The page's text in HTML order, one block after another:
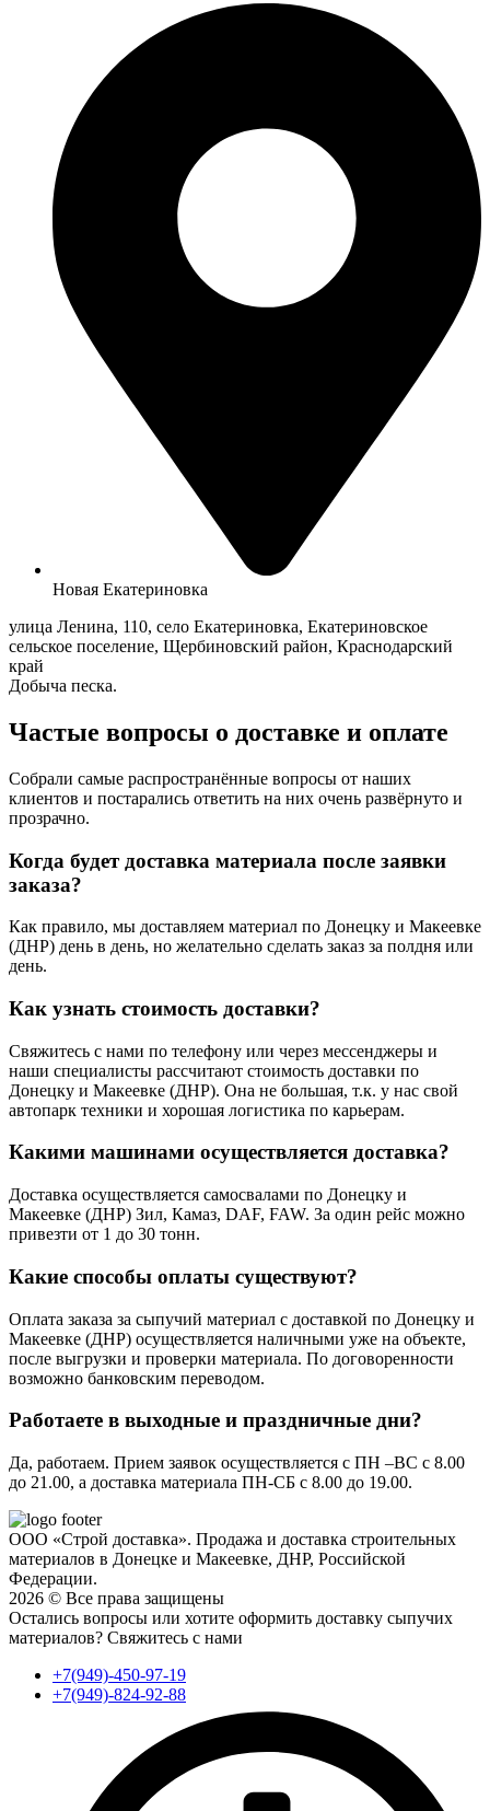
Новая Екатериновка
улица Ленина, 110, село Екатериновка, Екатериновское
сельское поселение, Щербиновский район, Краснодарский
край
Добыча песка.
Частые вопросы о доставке и оплате
Собрали самые распространённые вопросы от наших
клиентов и постарались ответить на них очень развёрнуто и
прозрачно.
Когда будет доставка материала после заявки
заказа?
Как правило, мы доставляем материал по Донецку и Макеевке
(ДНР) день в день, но желательно сделать заказ за полдня или
день.
Как узнать стоимость доставки?
Свяжитесь с нами по телефону или через мессенджеры и
наши специалисты рассчитают стоимость доставки по
Донецку и Макеевке (ДНР). Она не большая, т.к. у нас свой
автопарк техники и хорошая логистика по карьерам.
Какими машинами осуществляется доставка?
Доставка осуществляется самосвалами по Донецку и
Макеевке (ДНР) Зил, Камаз, DAF, FAW. За один рейс можно
привезти от 1 до 30 тонн.
Какие способы оплаты существуют?
Оплата заказа за сыпучий материал с доставкой по Донецку и
Макеевке (ДНР) осуществляется наличными уже на объекте,
после выгрузки и проверки материала. По договоренности
возможно банковским переводом.
Работаете в выходные и праздничные дни?
Да, работаем. Прием заявок осуществляется с ПН –ВС с 8.00
до 21.00, а доставка материала ПН-СБ с 8.00 до 19.00.
ООО «Строй доставка». Продажа и доставка строительных
материалов в Донецке и Макеевке, ДНР, Российской
Федерации.
2026 © Все права защищены
Остались вопросы или хотите оформить доставку сыпучих
материалов? Свяжитесь с нами
+7(949)-450-97-19
+7(949)-824-92-88